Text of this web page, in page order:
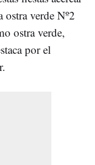
verde Nº2
ostra verde,
por el